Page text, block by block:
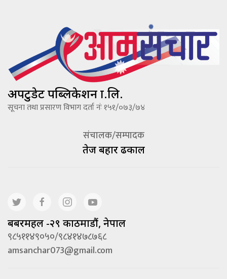
अपटुडेट पब्लिकेशन प्रा.लि.
सूचना तथा प्रसारण विभाग दर्ता नंः १५१/०७३/७४
संचालक/सम्पादक
तेज बहादूर ढकाल
बबरमहल -२९ काठमाडौं, नेपाल
९८५११४९०५०/९८४१४७८७६८
amsanchar073@gmail.com